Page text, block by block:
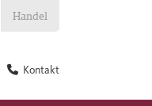
Handel
Kontakt